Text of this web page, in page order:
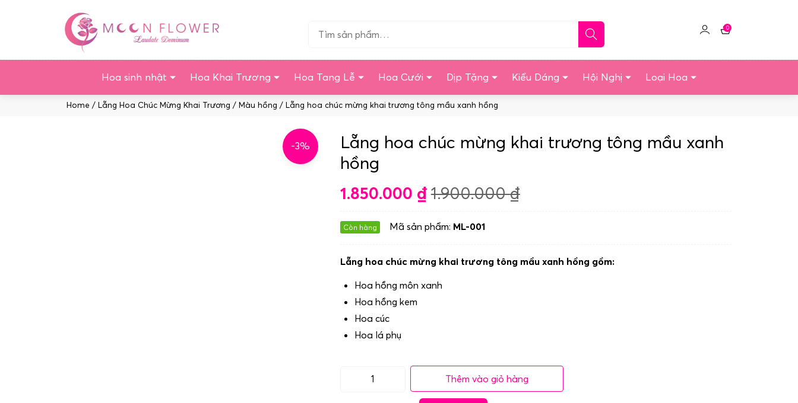
Tìm…
Click
tài
0
Giỏ
Hoa sinh nhật Hoa Khai Trương Hoa Tang Lễ Hoa Cưới Dịp Tặng Kiểu Dáng Hội Nghị Loại Hoa
Home / Lẵng Hoa Chúc Mừng Khai Trương / Màu hồng / Lẵng hoa chúc mừng khai trương tông mầu xanh hồng
-3%
Lẵng hoa chúc mừng khai trương tông mầu xanh
hồng
1.850.000 ₫ 1.900.000₫
Còn hàng Mã sản phẩm: ML-001
Lẵng hoa chúc mừng khai trương tông mầu xanh hồng gồm:
Hoa hồng môn xanh
Hoa hồng kem
Hoa cúc
Hoa lá phụ
Lẵng
Thêm vào giỏ hàng